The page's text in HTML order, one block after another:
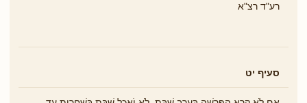
רע"ד רצ"א
סעיף יט